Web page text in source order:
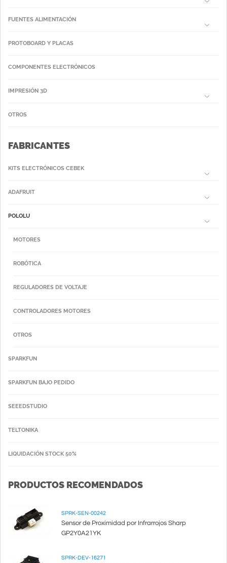
FUENTES ALIMENTACIÓN
PROTOBOARD Y PLACAS
COMPONENTES ELECTRÓNICOS
IMPRESIÓN 3D
OTROS
FABRICANTES
KITS ELECTRÓNICOS CEBEK
ADAFRUIT
POLOLU
MOTORES
ROBÓTICA
REGULADORES DE VOLTAJE
CONTROLADORES MOTORES
OTROS
SPARKFUN
SPARKFUN BAJO PEDIDO
SEEEDSTUDIO
TELTONIKA
LIQUIDACIÓN STOCK 50%
PRODUCTOS RECOMENDADOS
SPRK-SEN-00242
Sensor de Proximidad por Infrarrojos Sharp
GP2Y0A21YK
SPRK-DEV-16271